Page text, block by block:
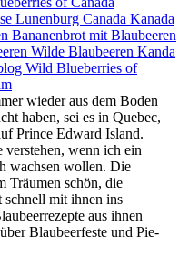
wieder aus dem Boden
haben, sei es in Quebec,
Prince Edward Island.
wenn ich ein
wachsen wollen. Die
Träumen schön, die
schnell mit ihnen ins
aus ihnen
Blaubeerfeste und Pie-